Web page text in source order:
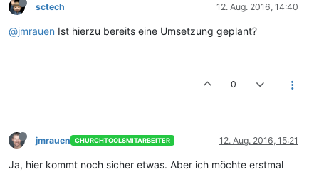
sctech 12. Aug. 2016, 14:40
@jmrauen Ist hierzu bereits eine Umsetzung geplant?
0
jmrauen CHURCHTOOLSMITARBEITER 12. Aug. 2016, 15:21
Ja, hier kommt noch sicher etwas. Aber ich möchte erstmal